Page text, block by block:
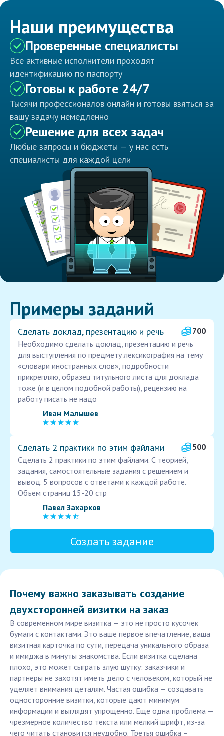
Наши преимущества
Проверенные специалисты
Все активные исполнители проходят
идентификацию по паспорту
Готовы к работе 24/7
Тысячи профессионалов онлайн и готовы взяться за
вашу задачу немедленно
Решение для всех задач
Любые запросы и бюджеты — у нас есть
специалисты для каждой цели
Примеры заданий
Сделать доклад, презентацию и речь
700
Необходимо сделать доклад, презентацию и речь
для выступления по предмету лексикография на тему
«словари иностранных слов», подробности
прикрепляю, образец титульного листа для доклада
тоже (и в целом подобной работы), рецензию на
работу писать не надо
Иван Малышев
Сделать 2 практики по этим файлами
500
Сделать 2 практики по этим файлами. С теорией,
задания, самостоятельные задания с решением и
вывод. 5 вопросов с ответами к каждой работе.
Объем страниц 15-20 стр
Павел Захарков
Создать задание
Почему важно заказывать создание
двухсторонней визитки на заказ
В современном мире визитка — это не просто кусочек
бумаги с контактами. Это ваше первое впечатление, ваша
визитная карточка по сути, передача уникального образа
и имиджа в минуты знакомства. Если визитка сделана
плохо, это может сыграть злую шутку: заказчики и
партнеры не захотят иметь дело с человеком, который не
уделяет внимания деталям. Частая ошибка — создавать
односторонние визитки, которые дают минимум
информации и выглядят упрощенно. Еще одна проблема —
чрезмерное количество текста или мелкий шрифт, из-за
чего читать становится неудобно. Третья ошибка –